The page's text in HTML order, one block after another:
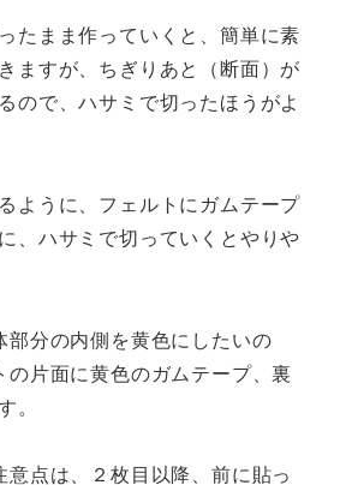
たまま作っていくと、簡単に素
ますが、ちぎりあと（断面）が
ので、ハサミで切ったほうがよ
ように、フェルトにガムテープ
、ハサミで切っていくとやりや
部分の内側を黄色にしたいの
の片面に黄色のガムテープ、裏
。
点は、２枚目以降、前に貼っ